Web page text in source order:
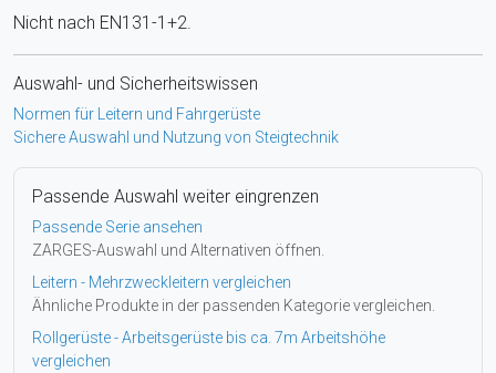
Nicht nach EN131-1+2.
Auswahl- und Sicherheitswissen
Normen für Leitern und Fahrgerüste
Sichere Auswahl und Nutzung von Steigtechnik
Passende Auswahl weiter eingrenzen
Passende Serie ansehen
ZARGES-Auswahl und Alternativen öffnen.
Leitern - Mehrzweckleitern vergleichen
Ähnliche Produkte in der passenden Kategorie vergleichen.
Rollgerüste - Arbeitsgerüste bis ca. 7m Arbeitshöhe
vergleichen